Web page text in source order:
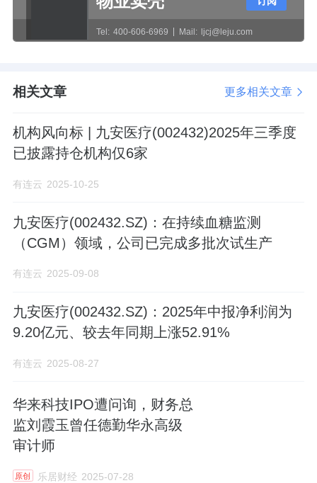
Tel: 400-606-6969 Mail: ljcj@leju.com
相关文章 更多相关文章
机构风向标 | 九安医疗(002432)2025年三季度
已披露持仓机构仅6家
有连云 2025-10-25
九安医疗(002432.SZ)：在持续血糖监测
（CGM）领域，公司已完成多批次试生产
有连云 2025-09-08
九安医疗(002432.SZ)：2025年中报净利润为
9.20亿元、较去年同期上涨52.91%
有连云 2025-08-27
华来科技IPO遭问询，财务总
监刘霞玉曾任德勤华永高级
审计师
原创 乐居财经 2025-07-28